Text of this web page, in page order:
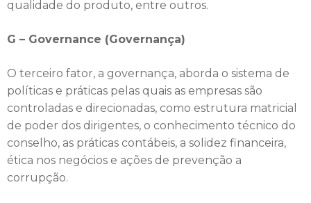
qualidade do produto, entre outros.
G – Governance (Governança)
O terceiro fator, a governança, aborda o sistema de
políticas e práticas pelas quais as empresas são
controladas e direcionadas, como estrutura matricial
de poder dos dirigentes, o conhecimento técnico do
conselho, as práticas contábeis, a solidez financeira,
ética nos negócios e ações de prevenção a
corrupção.